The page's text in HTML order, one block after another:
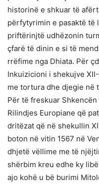
historinë e shkuar të
përfytyrimin e pasaktë të
priftërinjtë udhëzonin
çfarë të dinin e si të
rrëfime nga Dhiata. Për
Inkuizicioni i shekujve
me tortura dhe djegie në
Për të freskuar
Rilindjes Europiane që
dritëzat që në shekullin
boton në vitin 1567 në
dhjetë vëllime me të
shërbim kreu edhe ky
ajo kohë u bë burimi